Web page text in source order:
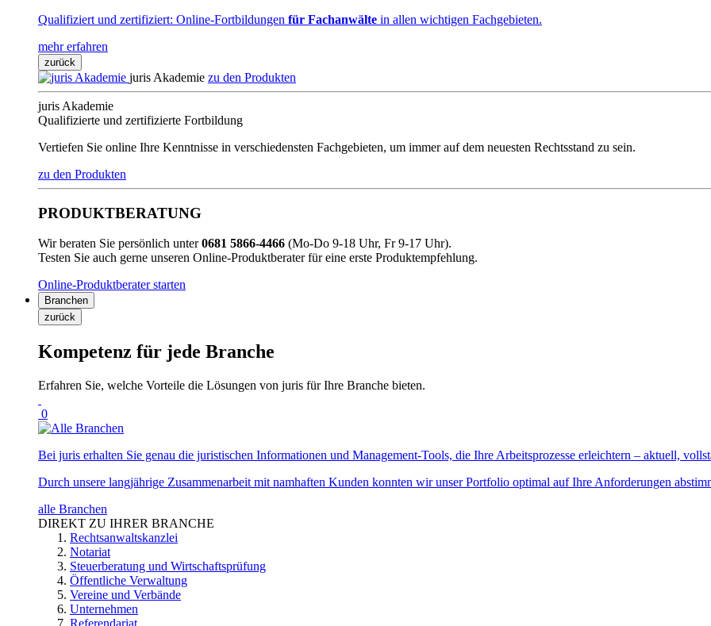
Qualifiziert und zertifiziert: Online-Fortbildungen für Fachanwälte in allen wichtigen Fachgebieten.
mehr erfahren
zurück
juris Akademie zu den Produkten
juris Akademie
Qualifizierte und zertifizierte Fortbildung
Vertiefen Sie online Ihre Kenntnisse in verschiedensten Fachgebieten, um immer auf dem neuesten Rechtsstand zu sein.
zu den Produkten
PRODUKTBERATUNG
Wir beraten Sie persönlich unter0681 5866-4466 (Mo-Do 9-18 Uhr, Fr 9-17 Uhr).
Testen Sie auch gerne unseren Online-Produktberater für eine erste Produktempfehlung.
Online-Produktberater starten
Branchen
zurück
Kompetenz für jede Branche
Erfahren Sie, welche Vorteile die Lösungen von juris für Ihre Branche bieten.
0
Bei juris erhalten Sie genau die juristischen Informationen und Management-Tools, die Ihre Arbeitsprozesse erleichtern – aktuell,
Durch unsere langjährige Zusammenarbeit mit namhaften Kunden konnten wir unser Portfolio optimal auf Ihre Anforderungen
alle Branchen
DIREKT ZU IHRER BRANCHE
Rechtsanwaltskanzlei
Notariat
Steuerberatung und Wirtschaftsprüfung
Öffentliche Verwaltung
Vereine und Verbände
Unternehmen
Referendariat